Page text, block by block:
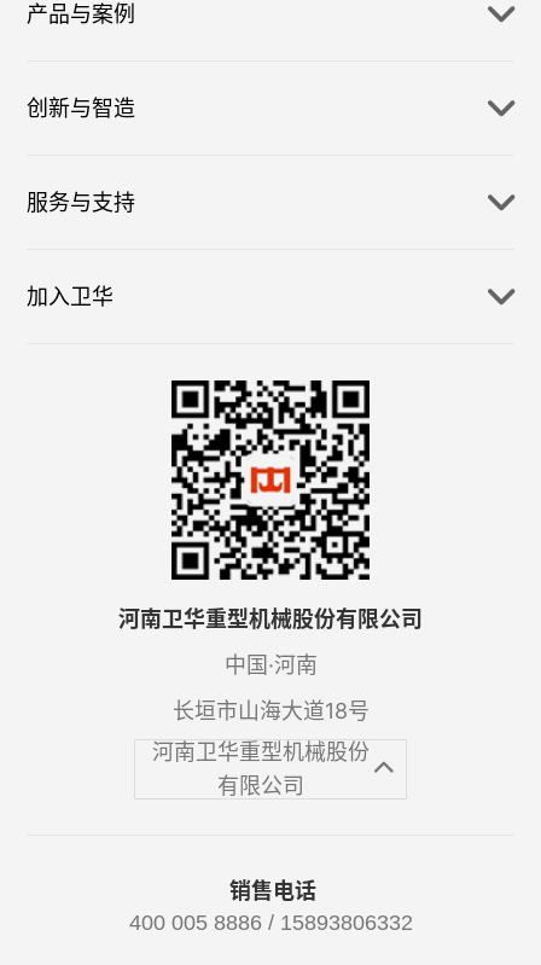
产品与案例
创新与智造
服务与支持
加入卫华
河南卫华重型机械股份有限公司
中国·河南
长垣市山海大道18号
河南卫华重型机械股份
有限公司
销售电话
400 005 8886 / 15893806332